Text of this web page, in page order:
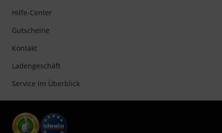
Hilfe-Center
Gutscheine
Kontakt
Ladengeschäft
Service im Überblick